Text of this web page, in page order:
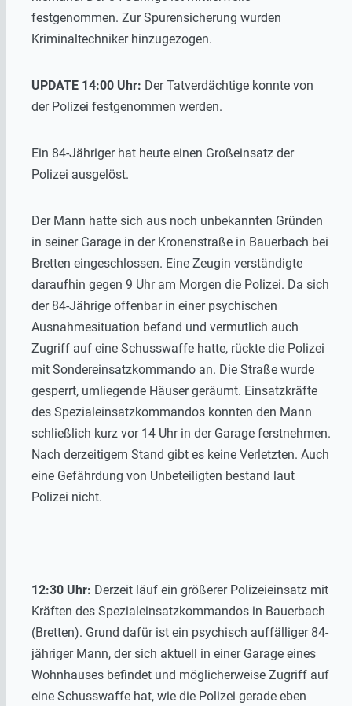
festgenommen. Zur Spurensicherung wurden
Kriminaltechniker hinzugezogen.
UPDATE 14:00 Uhr: Der Tatverdächtige konnte von
der Polizei festgenommen werden.
Ein 84-Jähriger hat heute einen Großeinsatz der
Polizei ausgelöst.
Der Mann hatte sich aus noch unbekannten Gründen
in seiner Garage in der Kronenstraße in Bauerbach bei
Bretten eingeschlossen. Eine Zeugin verständigte
daraufhin gegen 9 Uhr am Morgen die Polizei. Da sich
der 84-Jährige offenbar in einer psychischen
Ausnahmesituation befand und vermutlich auch
Zugriff auf eine Schusswaffe hatte, rückte die Polizei
mit Sondereinsatzkommando an. Die Straße wurde
gesperrt, umliegende Häuser geräumt. Einsatzkräfte
des Spezialeinsatzkommandos konnten den Mann
schließlich kurz vor 14 Uhr in der Garage ferstnehmen.
Nach derzeitigem Stand gibt es keine Verletzten. Auch
eine Gefährdung von Unbeteiligten bestand laut
Polizei nicht.
12:30 Uhr: Derzeit läuf ein größerer Polizeieinsatz mit
Kräften des Spezialeinsatzkommandos in Bauerbach
(Bretten). Grund dafür ist ein psychisch auffälliger 84-
jähriger Mann, der sich aktuell in einer Garage eines
Wohnhauses befindet und möglicherweise Zugriff auf
eine Schusswaffe hat, wie die Polizei gerade eben